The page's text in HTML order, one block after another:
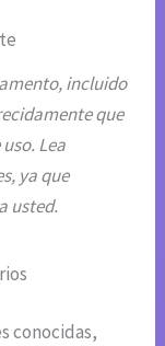
incluido
que
Lea
ya que
usted.
conocidas,